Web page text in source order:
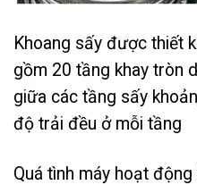
Khoang sấy được thiết
gồm 20 tầng khay tròn
giữa các tầng sấy
độ trải đều ở mỗi tầng
Quá tình máy hoạt